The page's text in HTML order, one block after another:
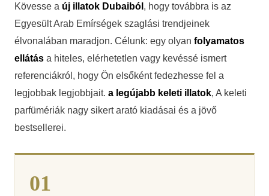
Kövesse a új illatok Dubaiból , hogy továbbra is az
Egyesült Arab Emírségek szaglási trendjeinek
élvonalában maradjon. Célunk: egy olyan folyamatos
ellátás a hiteles, elérhetetlen vagy kevéssé ismert
referenciákról, hogy Ön elsőként fedezhesse fel a
legjobbak legjobbjait. a legújabb keleti illatok, A keleti
parfümériák nagy sikert arató kiadásai és a jövő
bestsellerei.
01